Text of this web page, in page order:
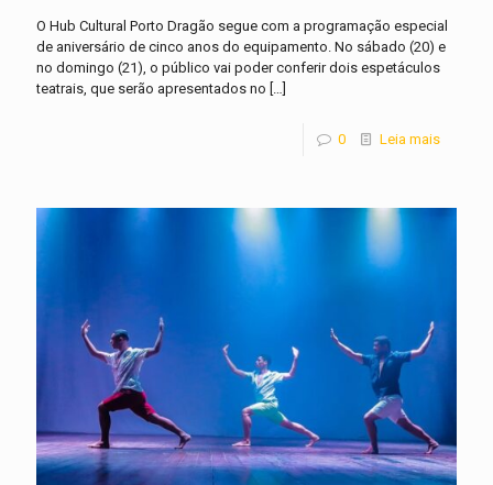
O Hub Cultural Porto Dragão segue com a programação especial
de aniversário de cinco anos do equipamento. No sábado (20) e
no domingo (21), o público vai poder conferir dois espetáculos
teatrais, que serão apresentados no […]
0 Leia mais